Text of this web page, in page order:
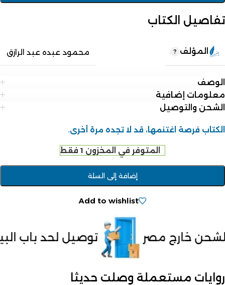
تفاصيل الكتاب
المؤلف محمود عبده عبد الرازق
الوصف
معلومات إضافية
الشحن والتوصيل
الكتاب فرصة اغتنمها، قد لا تجده مرة أخرى.
المتوفر في المخزون 1 فقط
إضافة إلى السلة
Add to wishlist
الدفع عند توصيل لحد باب البيت
روايات مستعملة وصلت حديثا